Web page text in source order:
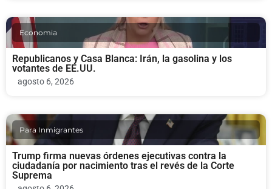
Economia
Republicanos y Casa Blanca: Irán, la gasolina y los
votantes de EE.UU.
agosto 6, 2026
Para Inmigrantes
Trump firma nuevas órdenes ejecutivas contra la
ciudadanía por nacimiento tras el revés de la Corte
Suprema